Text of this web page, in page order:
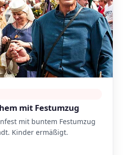
mit Festumzug
mit buntem Festumzug
Kinder ermäßigt.